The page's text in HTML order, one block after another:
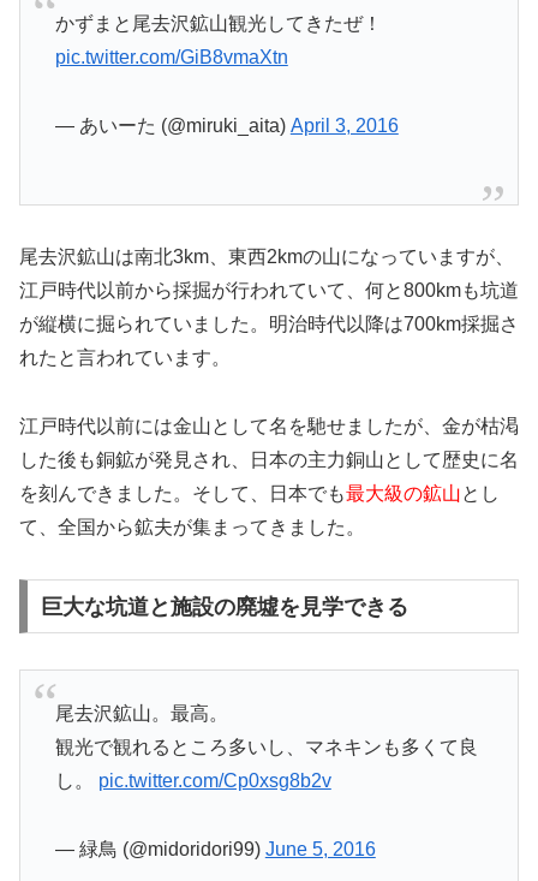
かずまと尾去沢鉱山観光してきたぜ！
pic.twitter.com/GiB8vmaXtn
— あいーた (@miruki_aita) April 3, 2016
尾去沢鉱山は南北3km、東西2kmの山になっていますが、
江戸時代以前から採掘が行われていて、何と800kmも坑道
が縦横に掘られていました。明治時代以降は700km採掘さ
れたと言われています。
江戸時代以前には金山として名を馳せましたが、金が枯渇
した後も銅鉱が発見され、日本の主力銅山として歴史に名
を刻んできました。そして、日本でも最大級の鉱山とし
て、全国から鉱夫が集まってきました。
巨大な坑道と施設の廃墟を見学できる
尾去沢鉱山。最高。
観光で観れるところ多いし、マネキンも多くて良
し。 pic.twitter.com/Cp0xsg8b2v
— 緑鳥 (@midoridori99) June 5, 2016